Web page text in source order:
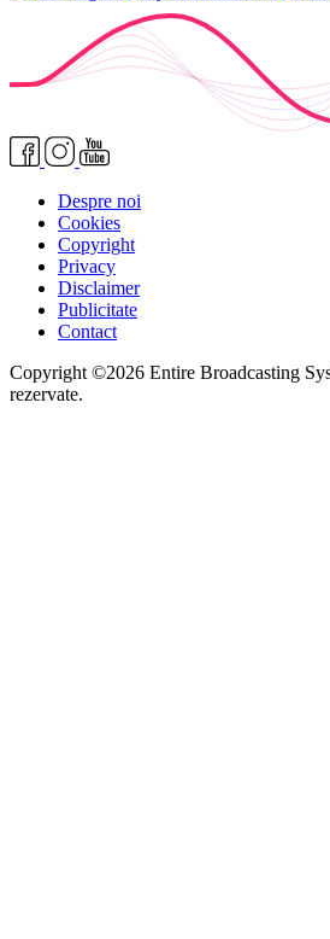
Despre noi
Cookies
Copyright
Privacy
Disclaimer
Publicitate
Contact
Copyright ©2026 Entire Broadcasting
rezervate.